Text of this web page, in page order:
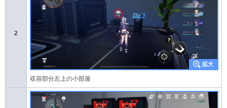
2
収容部分左上の小部屋